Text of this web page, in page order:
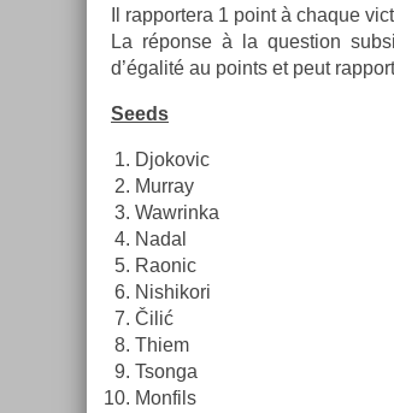
Il rap­portera 1 point à chaque
La réponse à la ques­tion
d’égalité au points et peut
Seeds
Djokovic
Mur­ray
Waw­rinka
Nadal
Raonic
Nis­hikori
Čilić
Thiem
Tson­ga
Mon­fils